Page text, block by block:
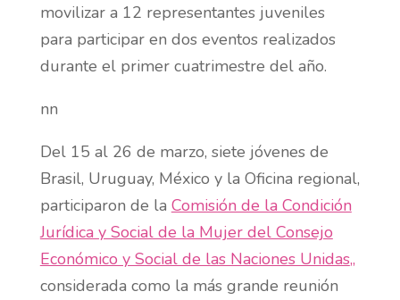
movilizar a 12 representantes juveniles
para participar en dos eventos realizados
durante el primer cuatrimestre del año.
nn
Del 15 al 26 de marzo, siete jóvenes de
Brasil, Uruguay, México y la Oficina regional,
participaron de la Comisión de la Condición
Jurídica y Social de la Mujer del Consejo
Económico y Social de las Naciones Unidas,,
considerada como la más grande reunión